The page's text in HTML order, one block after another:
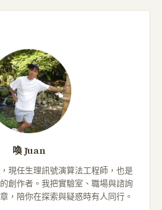
喚 Juan
現任生理訊號演算法工程師，也是
創作者。我把實驗室、職場與諮詢
，陪你在探索與疑惑時有人同行。